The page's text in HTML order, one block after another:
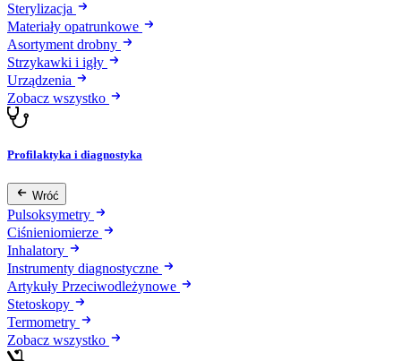
Sterylizacja
Materiały opatrunkowe
Asortyment drobny
Strzykawki i igły
Urządzenia
Zobacz wszystko
Profilaktyka i diagnostyka
Wróć
Pulsoksymetry
Ciśnieniomierze
Inhalatory
Instrumenty diagnostyczne
Artykuły Przeciwodleżynowe
Stetoskopy
Termometry
Zobacz wszystko